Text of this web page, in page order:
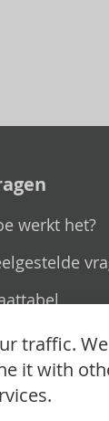
werkt het?
traffic.
it with